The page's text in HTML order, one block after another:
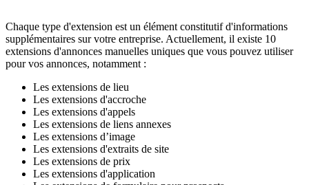
Chaque type d'extension est un élément constitutif d'informations
supplémentaires sur votre entreprise. Actuellement, il existe 10
extensions d'annonces manuelles uniques que vous pouvez utiliser
pour vos annonces, notamment :
Les extensions de lieu
Les extensions d'accroche
Les extensions d'appels
Les extensions de liens annexes
Les extensions d’image
Les extensions d'extraits de site
Les extensions de prix
Les extensions d'application